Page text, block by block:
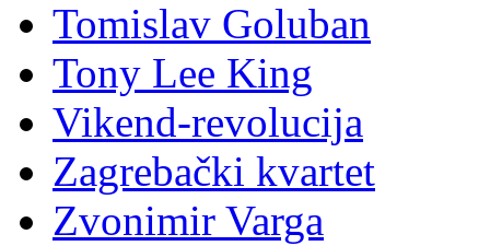
Tomislav Goluban
Tony Lee King
Vikend-revolucija
Zagrebački kvartet
Zvonimir Varga